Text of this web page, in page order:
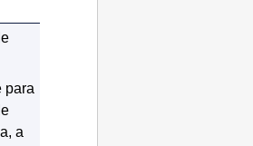
para
a